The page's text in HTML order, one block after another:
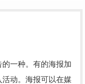
一种。有的海报加
活动。海报可以在媒